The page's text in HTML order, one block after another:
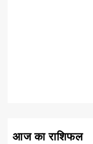
आज का राशिफल